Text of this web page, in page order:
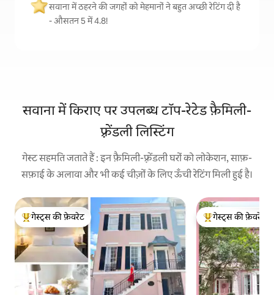
सवाना में ठहरने की जगहों को मेहमानों ने बहुत अच्छी रेटिंग दी है
- औसतन 5 में 4.8!
सवाना में किराए पर उपलब्ध टॉप-रेटेड फ़ैमिली-
फ़्रेंडली लिस्टिंग
गेस्ट सहमति जताते हैं : इन फ़ैमिली-फ़्रेंडली घरों को लोकेशन, साफ़-
सफ़ाई के अलावा और भी कई चीज़ों के लिए ऊँची रेटिंग मिली हुई है।
गेस्ट्स का टॉप फ़ेवरेट
गेस्ट्स की फ़ेवरेट
गेस्ट्स का टॉप फ़ेवरेट
गेस्ट्स की फ़ेवरेट